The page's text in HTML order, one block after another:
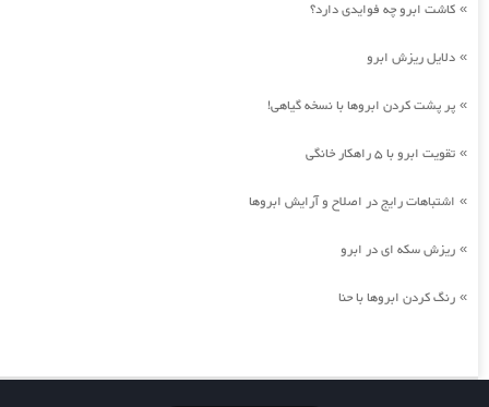
» کاشت ابرو چه فوایدی دارد؟
» دلایل ریزش ابرو
» پر پشت کردن ابروها با نسخه گیاهی!
» تقویت ابرو با 5 راهکار خانگی
» اشتباهات رایج در اصلاح و آرایش ابروها
» ریزش سکه ای در ابرو
» رنگ کردن ابروها با حنا